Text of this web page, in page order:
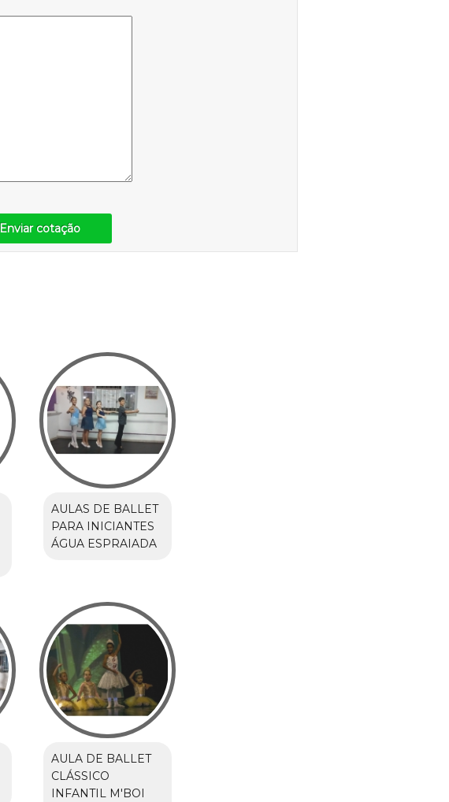
Enviar cotação
AULAS DE BALLET
PARA INICIANTES
ÁGUA ESPRAIADA
AULA DE BALLET
CLÁSSICO
INFANTIL M'BOI